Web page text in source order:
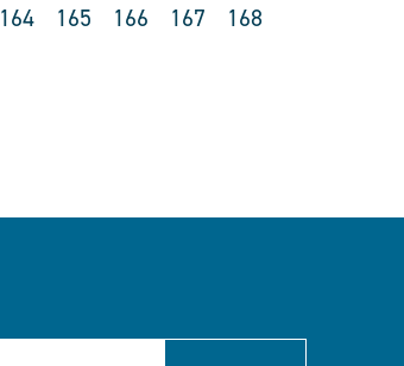
164 165 166 167
168